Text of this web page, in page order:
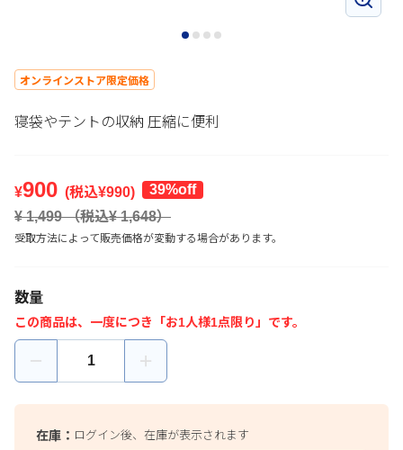
オンラインストア限定価格
寝袋やテントの収納 圧縮に便利
¥900 (税込¥990)
39%off
¥ 1,499（税込¥1,648）
受取方法によって販売価格が変動する場合があります。
数量
この商品は、一度につき「お1人様1点限り」です。
在庫： ログイン後、在庫が表示されます